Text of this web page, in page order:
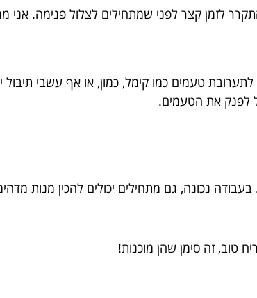
לזמן קצר לפני שמתחילים לצלול פנימה. אני
טעמים כמו קימל, כמון, או אף עשבי תיבול
לפנק את הטעמים.
נכונה, גם מתחילים יכולים להכין מנות
טוב, זה סימן שהן מוכנות!